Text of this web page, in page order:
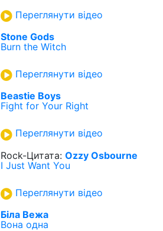
Переглянути відео
Stone Gods
Burn the Witch
Переглянути відео
Beastie Boys
Fight for Your Right
Переглянути відео
Rock-Цитата: Ozzy Osbourne
I Just Want You
Переглянути відео
Біла Вежа
Вона одна